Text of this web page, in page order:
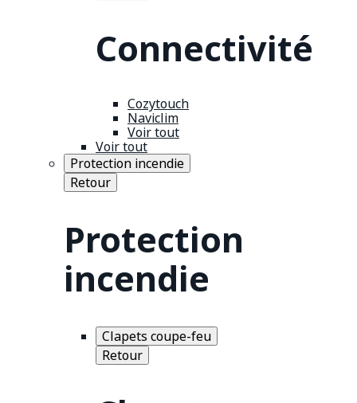
Connectivité
Cozytouch
Naviclim
Voir tout
Voir tout
Protection incendie
Retour
Protection
incendie
Clapets coupe-feu
Retour